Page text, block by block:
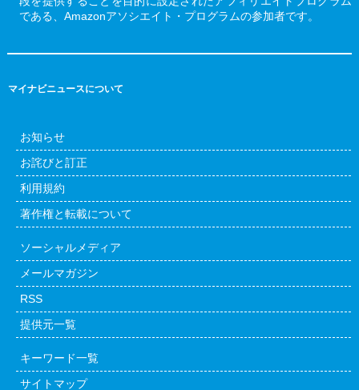
である、Amazonアソシエイト・プログラムの参加者です。
マイナビニュースについて
お知らせ
お詫びと訂正
利用規約
著作権と転載について
ソーシャルメディア
メールマガジン
RSS
提供元一覧
キーワード一覧
サイトマップ